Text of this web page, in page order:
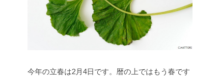
今年の立春は2月4日です。暦の上ではもう春です